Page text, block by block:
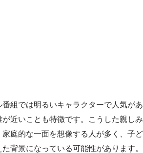
番組では明るいキャラクターで人気があ
が近いことも特徴です。こうした親しみ
庭的な一面を想像する人が多く、子ど
背景になっている可能性があります。